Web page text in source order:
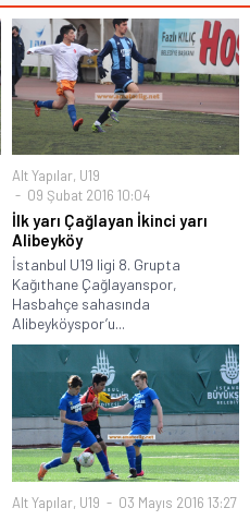
Alt Yapılar, U19
09 Şubat 2016 10:04
İlk yarı Çağlayan İkinci yarı
Alibeyköy
İstanbul U19 ligi 8. Grupta
Kağıthane Çağlayanspor,
Hasbahçe sahasında
Alibeyköyspor’u...
Alt Yapılar, U19 03 Mayıs 2016 13:27